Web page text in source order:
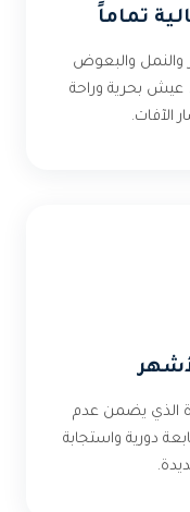
تماماً
والبعوض
عيش بحرية وراحة
الآفات.
الذي يضمن عدم
دورية واستجابة